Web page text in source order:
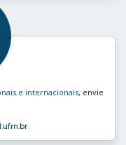
e internacionais, envie